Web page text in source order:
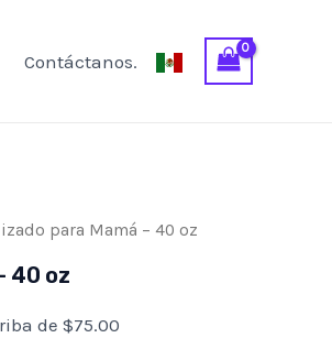
Contáctanos.
para Mamá – 40 oz
40 oz
de $75.00